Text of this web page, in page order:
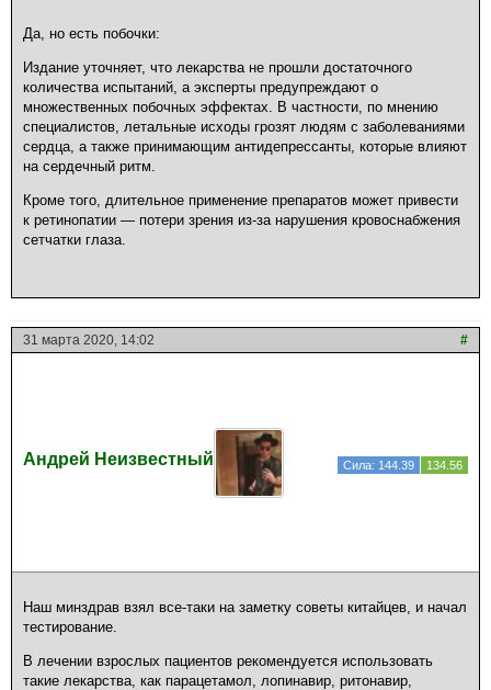
Да, но есть побочки:
Издание уточняет, что лекарства не прошли достаточного
количества испытаний, а эксперты предупреждают о
множественных побочных эффектах. В частности, по мнению
специалистов, летальные исходы грозят людям с заболеваниями
сердца, а также принимающим антидепрессанты, которые влияют
на сердечный ритм.
Кроме того, длительное применение препаратов может привести
к ретинопатии — потери зрения из-за нарушения кровоснабжения
сетчатки глаза.
31 марта 2020, 14:02 #
Андрей Неизвестный Сила: 144.39 134.56
Наш минздрав взял все-таки на заметку советы китайцев, и начал
тестирование.
В лечении взрослых пациентов рекомендуется использовать
такие лекарства, как парацетамол, лопинавир, ритонавир,